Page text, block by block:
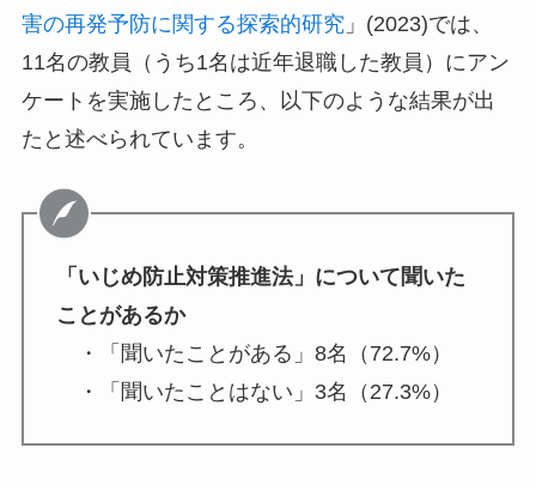
害の再発予防に関する探索的研究 」(2023)では、
11名の教員（うち1名は近年退職した教員）にアン
ケートを実施したところ、以下のような結果が出
たと述べられています。
「いじめ防止対策推進法」について聞いた
ことがあるか
・「聞いたことがある」8名（72.7%）
・「聞いたことはない」3名（27.3%）